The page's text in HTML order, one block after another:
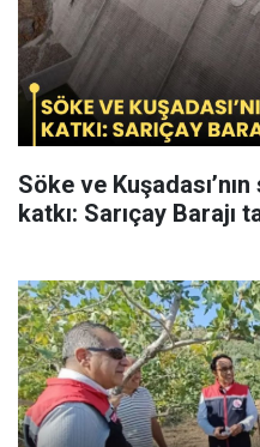
Söke ve
katkı: Sarıçay Barajı